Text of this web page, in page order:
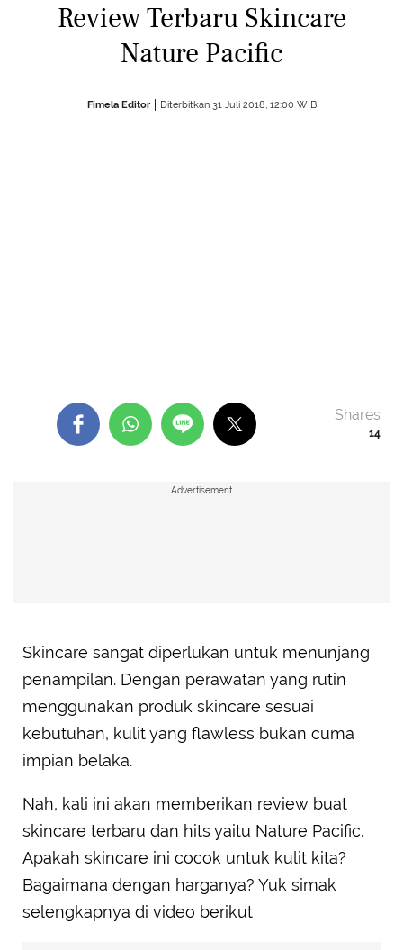
Review Terbaru Skincare
Nature Pacific
Fimela Editor Diterbitkan 31 Juli 2018, 12:00 WIB
14
Shares
Advertisement
Skincare sangat diperlukan untuk menunjang
penampilan. Dengan perawatan yang rutin
menggunakan produk skincare sesuai
kebutuhan, kulit yang flawless bukan cuma
impian belaka.
Nah, kali ini akan memberikan review buat
skincare terbaru dan hits yaitu Nature Pacific.
Apakah skincare ini cocok untuk kulit kita?
Bagaimana dengan harganya? Yuk simak
selengkapnya di video berikut